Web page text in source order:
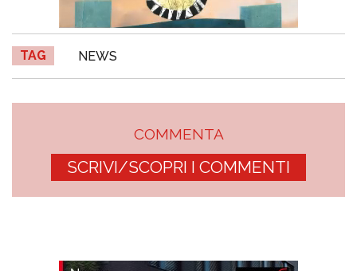
TAG NEWS
COMMENTA
SCRIVI/SCOPRI I COMMENTI